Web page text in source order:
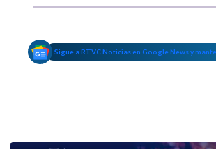
Sigue a RTVC Noticias en Google News y